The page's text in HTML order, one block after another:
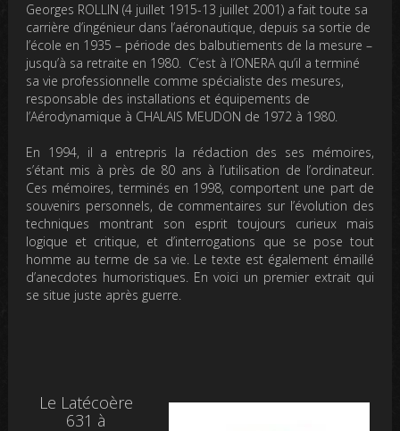
Georges ROLLIN (4 juillet 1915-13 juillet 2001) a fait toute sa
carrière d’ingénieur dans l’aéronautique, depuis sa sortie de
l’école en 1935 – période des balbutiements de la mesure –
jusqu’à sa retraite en 1980. C’est à l’ONERA qu’il a terminé
sa vie professionnelle comme spécialiste des mesures,
responsable des installations et équipements de
l’Aérodynamique à CHALAIS MEUDON de 1972 à 1980.
En 1994, il a entrepris la rédaction des ses mémoires,
s’étant mis à près de 80 ans à l’utilisation de l’ordinateur.
Ces mémoires, terminés en 1998, comportent une part de
souvenirs personnels, de commentaires sur l’évolution des
techniques montrant son esprit toujours curieux mais
logique et critique, et d’interrogations que se pose tout
homme au terme de sa vie. Le texte est également émaillé
d’anecdotes humoristiques. En voici un premier extrait qui
se situe juste après guerre.
Le Latécoère
631 à